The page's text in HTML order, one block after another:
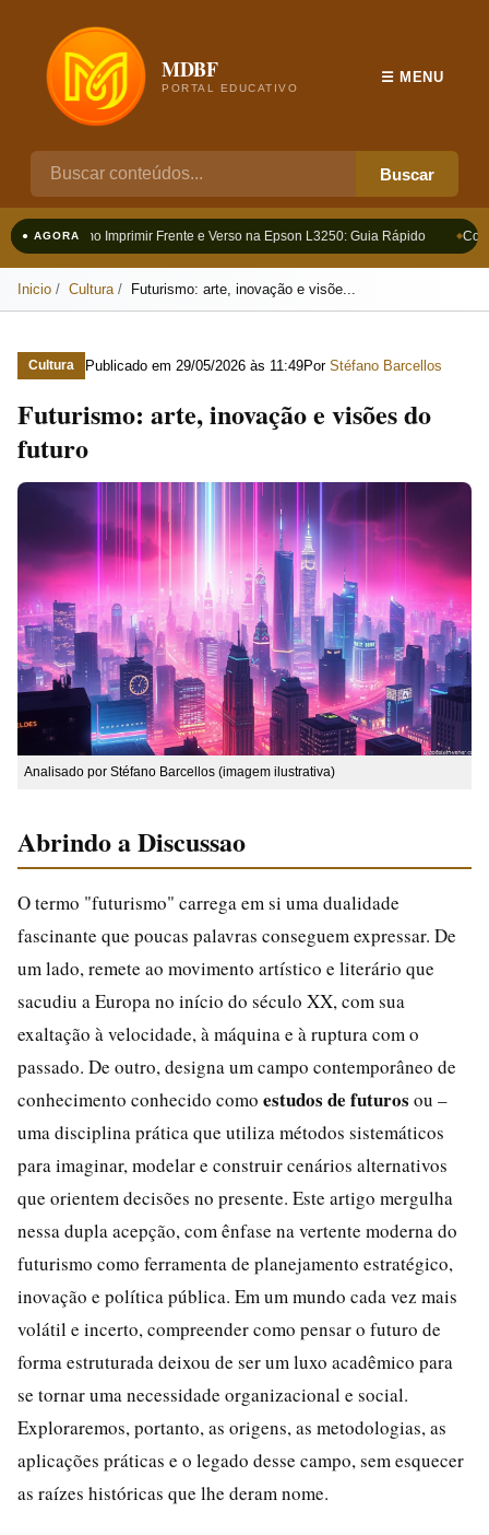
MDBF
PORTAL EDUCATIVO
Buscar
☰ MENU
● AGORAComo Imprimir Frente e Verso na Epson L3250: Guia Rápido
Inicio Cultura Futurismo: arte, inovação e visõe...
Cultura Publicado em 29/05/2026 às 11:49Por Stéfano Barcellos
Futurismo: arte, inovação e visões do
futuro
Analisado por Stéfano Barcellos (imagem ilustrativa)
Abrindo a Discussao
O termo "futurismo" carrega em si uma dualidade
fascinante que poucas palavras conseguem expressar. De
um lado, remete ao movimento artístico e literário que
sacudiu a Europa no início do século XX, com sua
exaltação à velocidade, à máquina e à ruptura com o
passado. De outro, designa um campo contemporâneo de
conhecimento conhecido como estudos de futuros ou –
uma disciplina prática que utiliza métodos sistemáticos
para imaginar, modelar e construir cenários alternativos
que orientem decisões no presente. Este artigo mergulha
nessa dupla acepção, com ênfase na vertente moderna do
futurismo como ferramenta de planejamento estratégico,
inovação e política pública. Em um mundo cada vez mais
volátil e incerto, compreender como pensar o futuro de
forma estruturada deixou de ser um luxo acadêmico para
se tornar uma necessidade organizacional e social.
Exploraremos, portanto, as origens, as metodologias, as
aplicações práticas e o legado desse campo, sem esquecer
as raízes históricas que lhe deram nome.